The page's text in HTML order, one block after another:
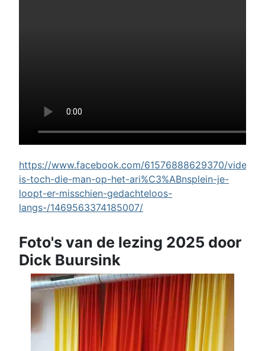
https://www.facebook.com/61576888629370/videos/
is-toch-die-man-op-het-ari%C3%ABnsplein-je-
loopt-er-misschien-gedachteloos-
langs-/1469563374185007/
Foto's van de lezing 2025 door
Dick Buursink